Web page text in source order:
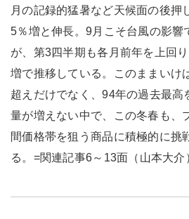
月の記録的猛暑など天候面の後押
5％増と伸長。9月こそ台風の影響
が、第3四半期も各月前年を上回
増で推移している。このままいけ
超えだけでなく、94年の過去最高
量が増えない中で、この冬春も、
間価格帯を狙う商品に積極的に挑
る。=関連記事6～13面（山本大介